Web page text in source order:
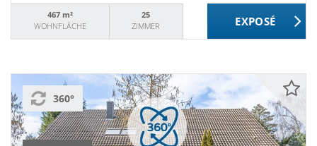
467 m²
WOHNFLÄCHE
25
ZIMMER
360°